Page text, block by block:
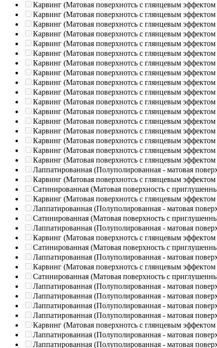
Карвинг (Матовая поверхнотсь с глянцевым эффектом
Карвинг (Матовая поверхнотсь с глянцевым эффектом
Карвинг (Матовая поверхнотсь с глянцевым эффектом
Карвинг (Матовая поверхнотсь с глянцевым эффектом
Карвинг (Матовая поверхнотсь с глянцевым эффектом
Карвинг (Матовая поверхнотсь с глянцевым эффектом
Карвинг (Матовая поверхнотсь с глянцевым эффектом
Карвинг (Матовая поверхнотсь с глянцевым эффектом
Карвинг (Матовая поверхнотсь с глянцевым эффектом
Карвинг (Матовая поверхнотсь с глянцевым эффектом
Карвинг (Матовая поверхнотсь с глянцевым эффектом
Карвинг (Матовая поверхнотсь с глянцевым эффектом
Карвинг (Матовая поверхнотсь с глянцевым эффектом
Карвинг (Матовая поверхнотсь с глянцевым эффектом
Карвинг (Матовая поверхнотсь с глянцевым эффектом
Карвинг (Матовая поверхнотсь с глянцевым эффектом
Карвинг (Матовая поверхнотсь с глянцевым эффектом
Лаппатированная (Полуполированная - матовая
Карвинг (Матовая поверхнотсь с глянцевым эффектом
Сатинированная (Матовая поверхность с
Карвинг (Матовая поверхнотсь с глянцевым эффектом
Лаппатированная (Полуполированная - матовая
Сатинированная (Матовая поверхность с
Лаппатированная (Полуполированная - матовая
Карвинг (Матовая поверхнотсь с глянцевым эффектом
Сатинированная (Матовая поверхность с
Лаппатированная (Полуполированная - матовая
Карвинг (Матовая поверхнотсь с глянцевым эффектом
Сатинированная (Матовая поверхность с
Лаппатированная (Полуполированная - матовая
Лаппатированная (Полуполированная - матовая
Лаппатированная (Полуполированная - матовая
Лаппатированная (Полуполированная - матовая
Карвинг (Матовая поверхнотсь с глянцевым эффектом
Лаппатированная (Полуполированная - матовая
Лаппатированная (Полуполированная - матовая